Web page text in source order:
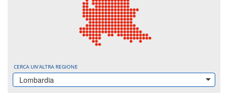
CERCA UN'ALTRA REGIONE
Lombardia